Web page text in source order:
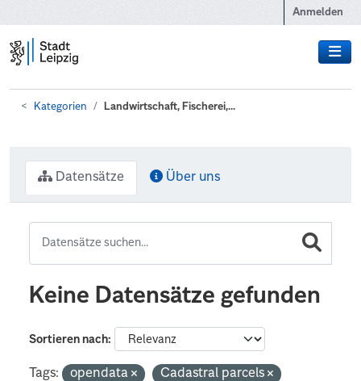
Anmelden
Kategorien Landwirtschaft, Fischerei,...
Datensätze Über uns
Keine Datensätze gefunden
Sortieren nach
Tags: opendata
Cadastral parcels